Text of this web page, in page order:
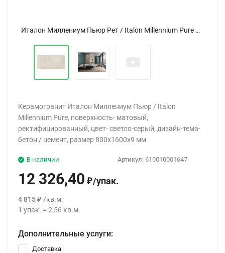
Италон Миллениум Пьюр Рет / Italon Millennium Pure Ret 80x160
Керамогранит Италон Миллениум Пьюр / Italon
Millennium Pure, поверхность- матовый,
ректифицированный, цвет- светло-серый, дизайн-тема-
бетон / цемент, размер 800x1600x9 мм
Артикул: 610010001647
В наличии
12 326,40 ₽/упак.
4 815 ₽ /кв.м.
1 упак. = 2,56 кв.м.
Дополнительные услуги:
Доставка